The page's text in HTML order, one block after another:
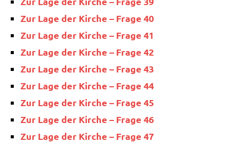
Zur Lage der Kir­che – Fra­ge 40
Zur Lage der Kir­che – Fra­ge 41
Zur Lage der Kir­che – Fra­ge 42
Zur Lage der Kir­che – Fra­ge 43
Zur Lage der Kir­che – Fra­ge 44
Zur Lage der Kir­che – Fra­ge 45
Zur Lage der Kir­che – Fra­ge 46
Zur Lage der Kir­che – Fra­ge 47